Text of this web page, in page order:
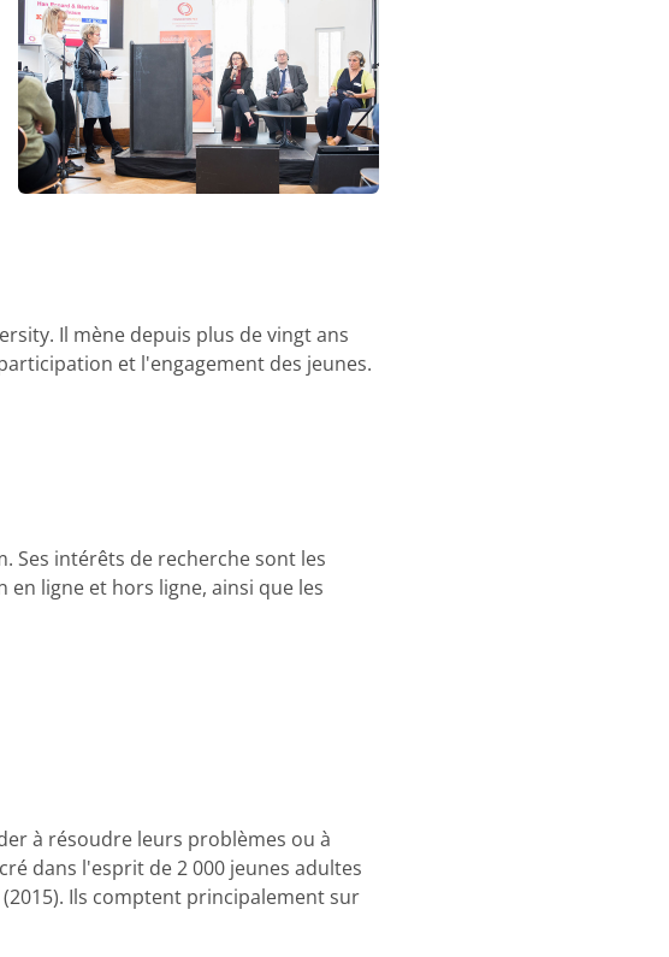
Il mène depuis plus de vingt ans
et l'engagement des jeunes.
Ses intérêts de recherche sont les
ligne et hors ligne, ainsi que les
à résoudre leurs problèmes ou à
dans l'esprit de 2 000 jeunes adultes
Ils comptent principalement sur